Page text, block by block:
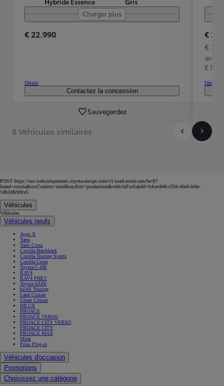
Charger plus
€ 22.990
Détails
Contactez la concession
Sauvegardez
€
€
avec
€
Détails
8 Véhicules similaires
POST https://usc-webcomponents.toyota-europe.com/v1/used-stock-cars/be/fr?
brand=toyota&uscContext=used&uscEnv=production&vehicleForSaleId=b4cec846-c356-46e6-bf4e-
1db3d8cb9ce5
Véhicules
Véhicules
Véhicules neufs
Aygo X
Yaris
Yaris Cross
Corolla Hatchback
Corolla Touring Sports
Corolla Cross
Toyota C-HR
RAV4
RAV4 PHEV
Toyota bZ4X
bZ4X Touring
Land Cruiser
Urban Cruiser
HILUX
PROACE
PROACE VERSO
PROACE CITY VERSO
PROACE CITY
PROACE MAX
Mirai
Prius Plug-in
Véhicules d'occasion
Promotions
Choisissez une catégorie